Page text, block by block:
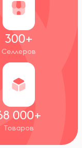
300+
Селлеров
000+
Товаров